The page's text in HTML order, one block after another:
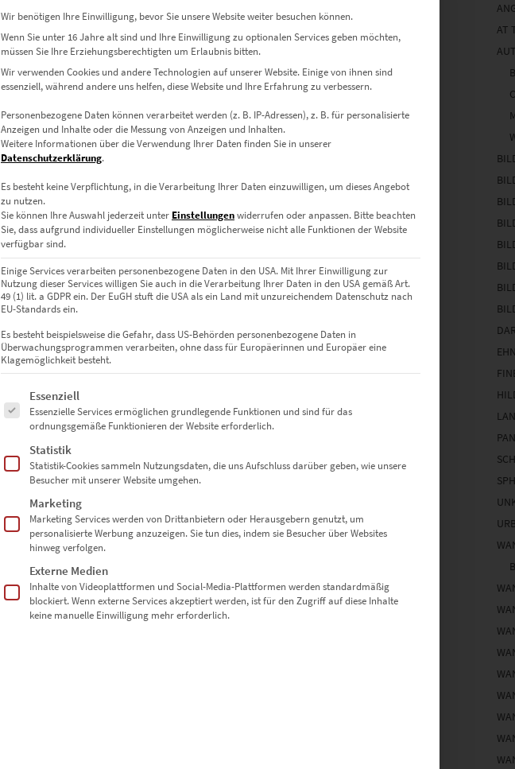
AT
Wir benötigen Ihre Einwilligung, bevor Sie unsere Website weiter besuchen können.
Wenn Sie unter 16 Jahre alt sind und Ihre Einwilligung zu optionalen Services geben möchten,
müssen Sie Ihre Erziehungsberechtigten um Erlaubnis bitten.
Wir verwenden Cookies und andere Technologien auf unserer Website. Einige von ihnen sind
essenziell, während andere uns helfen, diese Website und Ihre Erfahrung zu verbessern.
Personenbezogene Daten können verarbeitet werden (z. B. IP-Adressen), z. B. für personalisierte
Anzeigen und Inhalte oder die Messung von Anzeigen und Inhalten.
Weitere Informationen über die Verwendung Ihrer Daten finden Sie in unserer
Datenschutzerklärung.
Es besteht keine Verpflichtung, in die Verarbeitung Ihrer Daten einzuwilligen, um dieses Angebot
zu nutzen.
Sie können Ihre Auswahl jederzeit unter Einstellungenwiderrufen oder anpassen. Bitte beachten
Sie, dass aufgrund individueller Einstellungen möglicherweise nicht alle Funktionen der Website
verfügbar sind.
Einige Services verarbeiten personenbezogene Daten in den USA. Mit Ihrer Einwilligung zur
Nutzung dieser Services willigen Sie auch in die Verarbeitung Ihrer Daten in den USA gemäß Art.
49 (1) lit. a GDPR ein. Der EuGH stuft die USA als ein Land mit unzureichendem Datenschutz nach
EU-Standards ein.
Es besteht beispielsweise die Gefahr, dass US-Behörden personenbezogene Daten in
Überwachungsprogrammen verarbeiten, ohne dass für Europäerinnen und Europäer eine
Klagemöglichkeit besteht.
Es folgt eine Liste der Service-Gruppen, für die eine Einwilligung erteilt werden kann. Die erste
Essenziell
Essenzielle Services ermöglichen grundlegende Funktionen und sind für das
ordnungsgemäße Funktionieren der Website erforderlich.
Statistik
Statistik-Cookies sammeln Nutzungsdaten, die uns Aufschluss darüber geben, wie unsere
Besucher mit unserer Website umgehen.
Marketing
Marketing Services werden von Drittanbietern oder Herausgebern genutzt, um
personalisierte Werbung anzuzeigen. Sie tun dies, indem sie Besucher über Websites
hinweg verfolgen.
Externe Medien
Inhalte von Videoplattformen und Social-Media-Plattformen werden standardmäßig
blockiert. Wenn externe Services akzeptiert werden, ist für den Zugriff auf diese Inhalte
keine manuelle Einwilligung mehr erforderlich.